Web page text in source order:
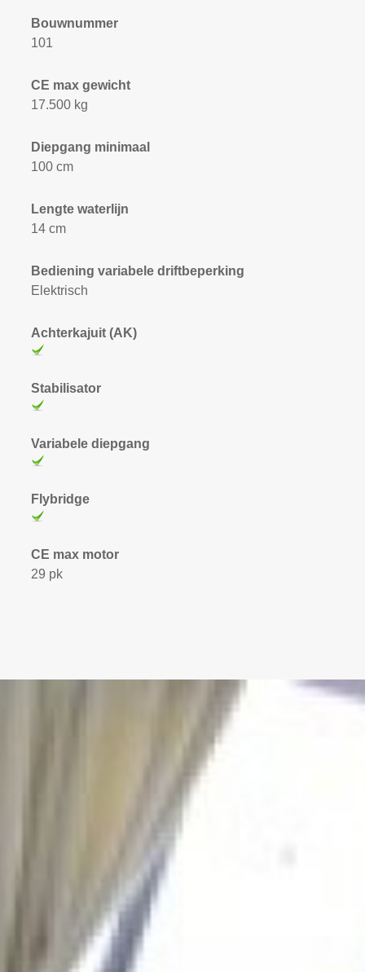
Bouwnummer
101
CE max gewicht
17.500 kg
Diepgang minimaal
100 cm
Lengte waterlijn
14 cm
Bediening variabele driftbeperking
Elektrisch
Achterkajuit (AK)
Stabilisator
Variabele diepgang
Flybridge
CE max motor
29 pk